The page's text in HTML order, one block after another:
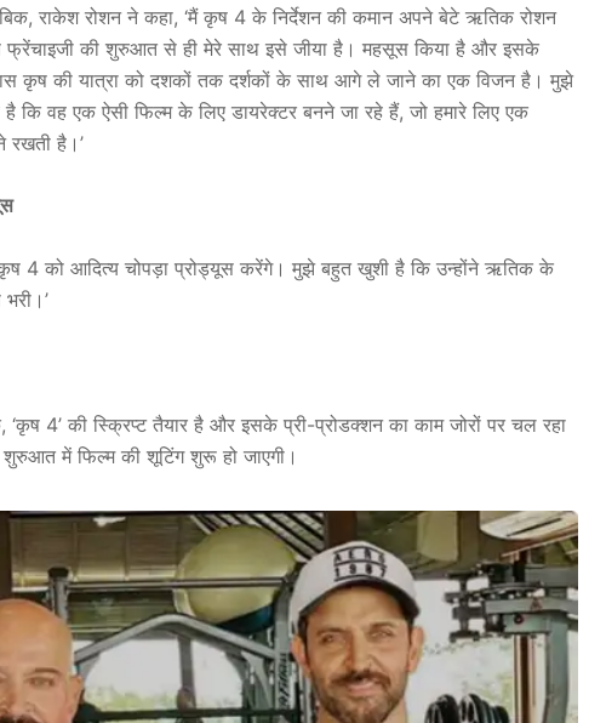
राकेश रोशन ने कहा, ‘मैं कृष 4 के निर्देशन की कमान अपने बेटे ऋतिक रोशन
फ्रेंचाइजी की शुरुआत से ही मेरे साथ इसे जीया है। महसूस किया है और इसके
कृष की यात्रा को दशकों तक दर्शकों के साथ आगे ले जाने का एक विजन है। मुझे
है कि वह एक ऐसी फिल्म के लिए डायरेक्‍टर बनने जा रहे हैं, जो हमारे लिए एक
रखती है।’
4 को आदित्य चोपड़ा प्रोड्यूस करेंगे। मुझे बहुत खुशी है कि उन्होंने ऋतिक के
‘कृष 4’ की स्क्रिप्ट तैयार है और इसके प्री-प्रोडक्शन का काम जोरों पर चल रहा
में फिल्‍म की शूटिंग शुरू हो जाएगी।